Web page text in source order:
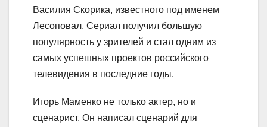
Василия Скорика, известного под именем
Лесоповал. Сериал получил большую
популярность у зрителей и стал одним из
самых успешных проектов российского
телевидения в последние годы.
Игорь Маменко не только актер, но и
сценарист. Он написал сценарий для